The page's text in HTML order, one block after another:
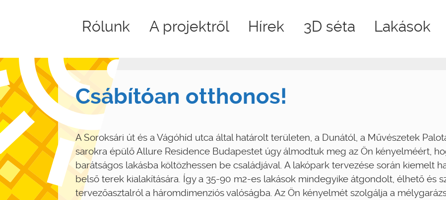
Rólunk A projektről Hírek 3D séta Lakások
Csábítóan otthonos!
A Soroksári út és a Vágóhíd utca által határolt területen, a Dunától, a Művészetek
sarokra épülő Allure Residence Budapestet úgy álmodtuk meg az Ön kényelméért,
barátságos lakásba költözhessen be családjával. A lakópark tervezése során kiemelt
belső terek kialakítására. Így a 35-90 m2-es lakások mindegyike átgondolt, élhető és
tervezőasztalról a háromdimenziós valóságba. Az Ön kényelmét szolgálja a